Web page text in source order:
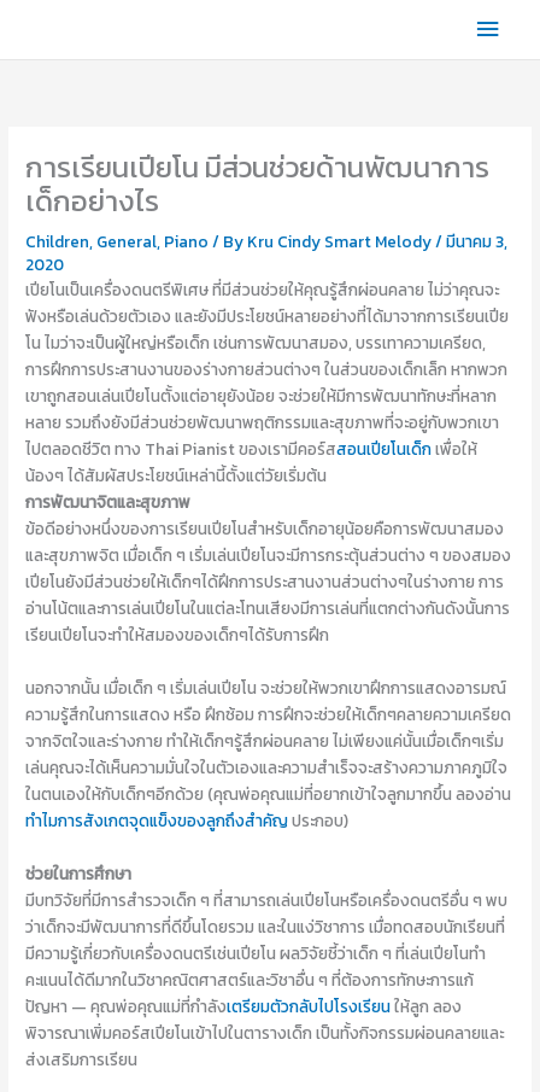
content
Main
การเรียนเปียโน มีส่วนช่วยด้านพัฒนาการ
เด็กอย่างไร
Children, General, Piano / By Kru Cindy Smart Melody/มีนาคม 3,
2020
เปียโนเป็นเครื่องดนตรีพิเศษ ที่มีส่วนช่วยให้คุณรู้สึกผ่อนคลาย ไม่ว่าคุณจะ
ฟังหรือเล่นด้วยตัวเอง และยังมีประโยชน์หลายอย่างที่ได้มาจากการเรียนเปีย
โน ไมว่าจะเป็นผู้ใหญ่หรือเด็ก เช่นการพัฒนาสมอง, บรรเทาความเครียด,
การฝึกการประสานงานของร่างกายส่วนต่างๆ ในส่วนของเด็กเล็ก หากพวก
เขาถูกสอนเล่นเปียโนตั้งแต่อายุยังน้อย จะช่วยให้มีการพัฒนาทักษะที่หลาก
หลาย รวมถึงยังมีส่วนช่วยพัฒนาพฤติกรรมและสุขภาพที่จะอยู่กับพวกเขา
ไปตลอดชีวิต ทาง Thai Pianist ของเรามีคอร์สสอนเปียโนเด็กเพื่อให้
น้องๆ ได้สัมผัสประโยชน์เหล่านี้ตั้งแต่วัยเริ่มต้น
การพัฒนาจิตและสุขภาพ
ข้อดีอย่างหนึ่งของการเรียนเปียโนสำหรับเด็กอายุน้อยคือการพัฒนาสมอง
และสุขภาพจิต เมื่อเด็ก ๆ เริ่มเล่นเปียโนจะมีการกระตุ้นส่วนต่าง ๆ ของสมอง
เปียโนยังมีส่วนช่วยให้เด็กๆได้ฝึกการประสานงานส่วนต่างๆในร่างกาย การ
อ่านโน้ตและการเล่นเปียโนในแต่ละโทนเสียงมีการเล่นที่แตกต่างกันดังนั้นการ
เรียนเปียโนจะทำให้สมองของเด็กๆได้รับการฝึก
นอกจากนั้น เมื่อเด็ก ๆ เริ่มเล่นเปียโน จะช่วยให้พวกเขาฝึกการแสดงอารมณ์
ความรู้สึกในการแสดง หรือ ฝึกซ้อม การฝึกจะช่วยให้เด็กๆคลายความเครียด
จากจิตใจและร่างกาย ทำให้เด็กๆรู้สึกผ่อนคลาย ไม่เพียงแค่นั้นเมื่อเด็กๆเริ่ม
เล่นคุณจะได้เห็นความมั่นใจในตัวเองและความสำเร็จจะสร้างความภาคภูมิใจ
ในตนเองให้กับเด็กๆอีกด้วย (คุณพ่อคุณแม่ที่อยากเข้าใจลูกมากขึ้น ลองอ่าน
ทำไมการสังเกตจุดแข็งของลูกถึงสำคัญประกอบ)
ช่วยในการศึกษา
มีบทวิจัยที่มีการสำรวจเด็ก ๆ ที่สามารถเล่นเปียโนหรือเครื่องดนตรีอื่น ๆ พบ
ว่าเด็กจะมีพัฒนาการที่ดีขึ้นโดยรวม และในแง่วิชาการ เมื่อทดสอบนักเรียนที่
มีความรู้เกี่ยวกับเครื่องดนตรีเช่นเปียโน ผลวิจัยชี้ว่าเด็ก ๆ ที่เล่นเปียโนทำ
คะแนนได้ดีมากในวิชาคณิตศาสตร์และวิชาอื่น ๆ ที่ต้องการทักษะการแก้
ปัญหา — คุณพ่อคุณแม่ที่กำลังเตรียมตัวกลับไปโรงเรียนให้ลูก ลอง
พิจารณาเพิ่มคอร์สเปียโนเข้าไปในตารางเด็ก เป็นทั้งกิจกรรมผ่อนคลายและ
ส่งเสริมการเรียน